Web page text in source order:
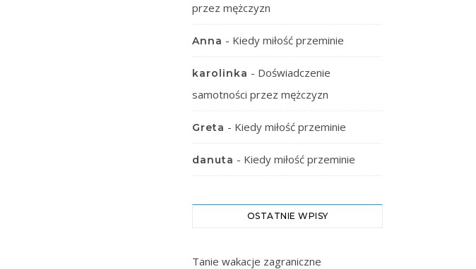
przez mężczyzn
Anna - Kiedy miłość przeminie
karolinka - Doświadczenie
samotności przez mężczyzn
Greta - Kiedy miłość przeminie
danuta - Kiedy miłość przeminie
OSTATNIE WPISY
Tanie wakacje zagraniczne